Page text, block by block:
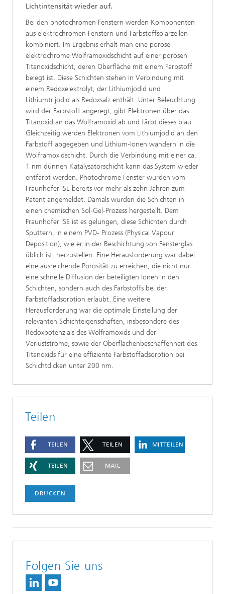
Lichtintensität wieder auf.
Bei den photochromen Fenstern werden Komponenten
aus elektrochromen Fenstern und Farbstoffsolarzellen
kombiniert. Im Ergebnis erhält man eine poröse
elektrochrome Wolframoxidschicht auf einer porösen
Titanoxidschicht, deren Oberfläche mit einem Farbstoff
belegt ist. Diese Schichten stehen in Verbindung mit
einem Redoxelektrolyt, der Lithiumjodid und
Lithiumtrijodid als Redoxsalz enthält. Unter Beleuchtung
wird der Farbstoff angeregt, gibt Elektronen über das
Titanoxid an das Wolframoxid ab und färbt dieses blau.
Gleichzeitig werden Elektronen vom Lithiumjodid an den
Farbstoff abgegeben und Lithium-Ionen wandern in die
Wolframoxidschicht. Durch die Verbindung mit einer ca.
1 nm dünnen Katalysatorschicht kann das System wieder
entfärbt werden. Photochrome Fenster wurden vom
Fraunhofer ISE bereits vor mehr als zehn Jahren zum
Patent angemeldet. Damals wurden die Schichten in
einen chemischen Sol-Gel-Prozess hergestellt. Dem
Fraunhofer ISE ist es gelungen, diese Schichten durch
Sputtern, in einem PVD- Prozess (Physical Vapour
Deposition), wie er in der Beschichtung von Fensterglas
üblich ist, herzustellen. Eine Herausforderung war dabei
eine ausreichende Porosität zu erreichen, die nicht nur
eine schnelle Diffusion der beteiligten Ionen in den
Schichten, sondern auch des Farbstoffs bei der
Farbstoffadsorption erlaubt. Eine weitere
Herausforderung war die optimale Einstellung der
relevanten Schichteigenschaften, insbesondere des
Redoxpotenzials des Wolframoxids und der
Verlustströme, sowie der Oberflächenbeschaffenheit des
Titanoxids für eine effiziente Farbstoffadsorption bei
Schichtdicken unter 200 nm.
Teilen
TEILEN TEILEN MITTEILEN
TEILEN MAIL
DRUCKEN
Folgen Sie uns